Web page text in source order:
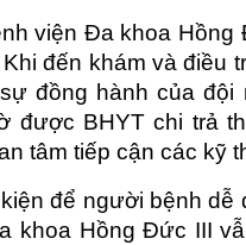
viện Đa khoa
đến khám và điều
đồng hành của
được BHYT chi trả
tâm tiếp cận các kỹ
để người bệnh
khoa Hồng Đức III